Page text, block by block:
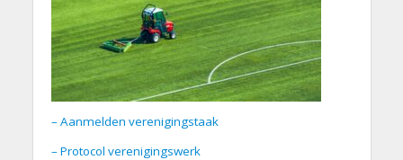
– Aanmelden verenigingstaak
– Protocol verenigingswerk